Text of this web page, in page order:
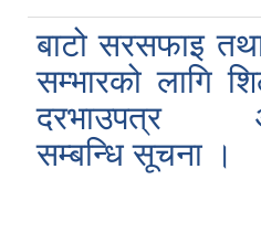
बाटो सरसफाइ
सम्भारको लागि
दरभाउपत्र
सम्बन्धि सूचना ।